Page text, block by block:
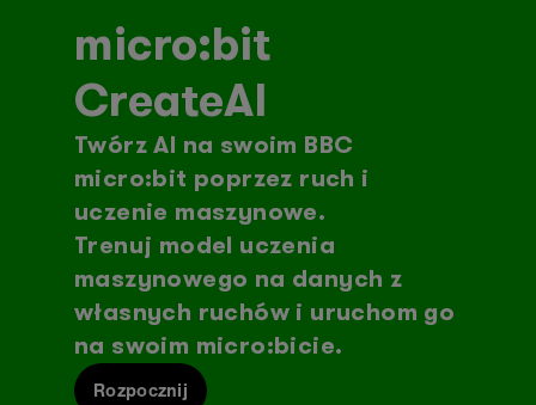
micro:bit
CreateAI
Twórz AI na swoim BBC
micro:bit poprzez ruch i
uczenie maszynowe.
Trenuj model uczenia
maszynowego na danych z
własnych ruchów i uruchom go
na swoim micro:bicie.
Rozpocznij